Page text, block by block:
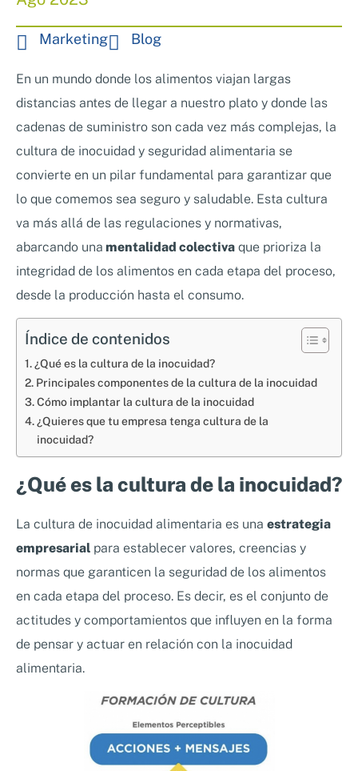
Asesoramiento en Normativa Internacional
Consultoría Seguridad Alimentaria
Clientes
Marketing Blog
En un mundo donde los alimentos viajan largas
distancias antes de llegar a nuestro plato y donde las
cadenas de suministro son cada vez más complejas, la
cultura de inocuidad y seguridad alimentaria se
convierte en un pilar fundamental para garantizar que
lo que comemos sea seguro y saludable. Esta cultura
va más allá de las regulaciones y normativas,
abarcando una mentalidad colectiva que prioriza la
integridad de los alimentos en cada etapa del proceso,
desde la producción hasta el consumo.
Índice de contenidos
¿Qué es la cultura de la inocuidad?
Principales componentes de la cultura de la inocuidad
Cómo implantar la cultura de la inocuidad
¿Quieres que tu empresa tenga cultura de la
inocuidad?
¿Qué es la cultura de la inocuidad?
La cultura de inocuidad alimentaria es una estrategia
empresarial para establecer valores, creencias y
normas que garanticen la seguridad de los alimentos
en cada etapa del proceso. Es decir, es el conjunto de
actitudes y comportamientos que influyen en la forma
de pensar y actuar en relación con la inocuidad
alimentaria.